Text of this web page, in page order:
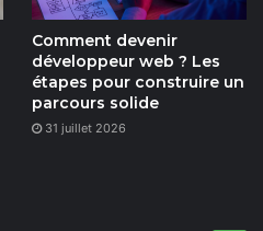
Comment devenir
développeur web ? Les
étapes pour construire un
parcours solide
31 juillet 2026